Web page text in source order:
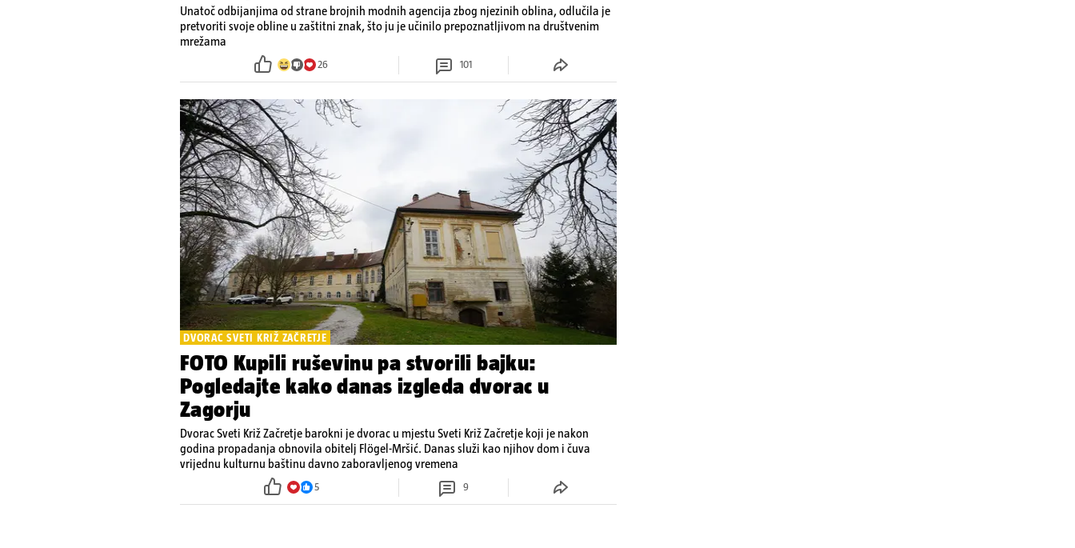
Unatoč odbijanjima od strane brojnih modnih agencija zbog njezinih oblina, odlučila je
pretvoriti svoje obline u zaštitni znak, što ju je učinilo prepoznatljivom na društvenim
mrežama
26 101
DVORAC SVETI KRIŽ ZAČRETJE
FOTO Kupili ruševinu pa stvorili bajku:
Pogledajte kako danas izgleda dvorac u
Zagorju
Dvorac Sveti Križ Začretje barokni je dvorac u mjestu Sveti Križ Začretje koji je nakon
godina propadanja obnovila obitelj Flögel-Mršić. Danas služi kao njihov dom i čuva
vrijednu kulturnu baštinu davno zaboravljenog vremena
5 9